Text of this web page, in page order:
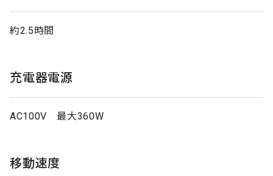
約2.5時間
充電器電源
AC100V 最大360W
移動速度